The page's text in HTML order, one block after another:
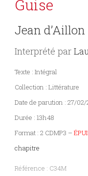
CONTACT
Guise
Jean d’Aillon
Interprété par
Texte : Intégral
Collection : Littérature
Date de parution : 27/02/
Durée : 13h48
Format : 2 CDMP3 –
chapitre
Référence : C34M